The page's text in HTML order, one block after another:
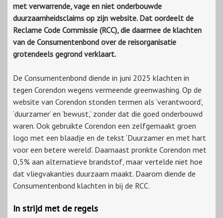
met verwarrende, vage en niet onderbouwde
duurzaamheidsclaims op zijn website. Dat oordeelt de
Reclame Code Commissie (RCC), die daarmee de klachten
van de Consumentenbond over de reisorganisatie
grotendeels gegrond verklaart.
De Consumentenbond diende in juni 2025 klachten in
tegen Corendon wegens vermeende greenwashing. Op de
website van Corendon stonden termen als ‘verantwoord’,
‘duurzamer’ en ‘bewust,’ zonder dat die goed onderbouwd
waren. Ook gebruikte Corendon een zelfgemaakt groen
logo met een blaadje en de tekst ‘Duurzamer en met hart
voor een betere wereld’. Daarnaast pronkte Corendon met
0,5% aan alternatieve brandstof, maar vertelde niet hoe
dat vliegvakanties duurzaam maakt. Daarom diende de
Consumentenbond klachten in bij de RCC.
In strijd met de regels